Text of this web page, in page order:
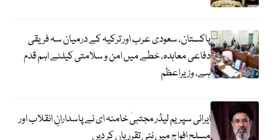
پاکستان، سعودی عرب اور ترکیہ کے درمیان سہ فریقی
دفاعی معاہدہ، خطے میں امن و سلامتی کیلئے اہم قدم
ہے، وزیراعظم
ایرانی سپریم لیڈر مجتبیٰ خامنہ ای نے پاسدارانِ انقلاب اور
مسلح افواج میں نئی تقرریاں کر دیں